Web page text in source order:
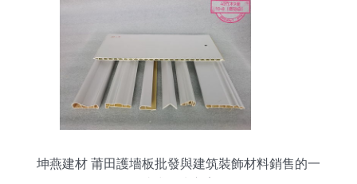
坤燕建材 莆田護墻板批發與建筑裝飾材料銷售的一